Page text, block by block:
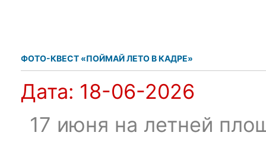
ФОТО-КВЕСТ «ПОЙМАЙ ЛЕТО В КАДРЕ»
Дата: 18-06-2026
17 июня на летней